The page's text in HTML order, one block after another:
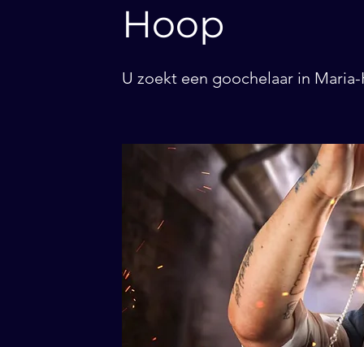
Hoop
U zoekt een goochelaar in